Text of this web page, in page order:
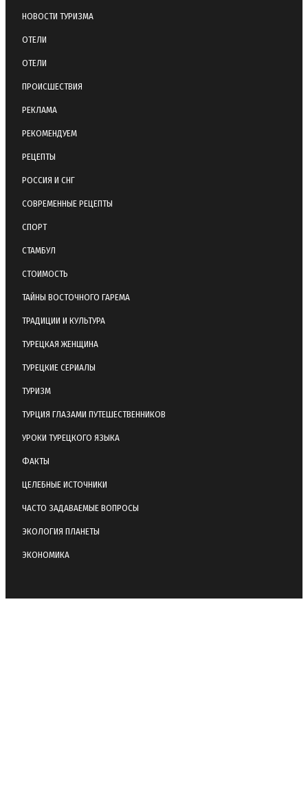
НОВОСТИ ТУРИЗМА
ОТЕЛИ
ОТЕЛИ
ПРОИСШЕСТВИЯ
РЕКЛАМА
РЕКОМЕНДУЕМ
РЕЦЕПТЫ
РОССИЯ И СНГ
СОВРЕМЕННЫЕ РЕЦЕПТЫ
СПОРТ
СТАМБУЛ
СТОИМОСТЬ
ТАЙНЫ ВОСТОЧНОГО ГАРЕМА
ТРАДИЦИИ И КУЛЬТУРА
ТУРЕЦКАЯ ЖЕНЩИНА
ТУРЕЦКИЕ СЕРИАЛЫ
ТУРИЗМ
ТУРЦИЯ ГЛАЗАМИ ПУТЕШЕСТВЕННИКОВ
УРОКИ ТУРЕЦКОГО ЯЗЫКА
ФАКТЫ
ЦЕЛЕБНЫЕ ИСТОЧНИКИ
ЧАСТО ЗАДАВАЕМЫЕ ВОПРОСЫ
ЭКОЛОГИЯ ПЛАНЕТЫ
ЭКОНОМИКА